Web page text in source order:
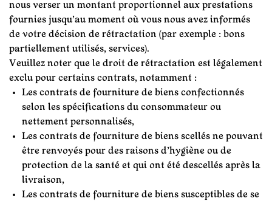
nous verser un montant proportionnel aux prestations
fournies jusqu’au moment où vous nous avez informés
de votre décision de rétractation (par exemple : bons
partiellement utilisés, services).
Veuillez noter que le droit de rétractation est légalement
exclu pour certains contrats, notamment :
Les contrats de fourniture de biens confectionnés
selon les spécifications du consommateur ou
nettement personnalisés,
Les contrats de fourniture de biens scellés ne pouvant
être renvoyés pour des raisons d'hygiène ou de
protection de la santé et qui ont été descellés après la
livraison,
Les contrats de fourniture de biens susceptibles de se